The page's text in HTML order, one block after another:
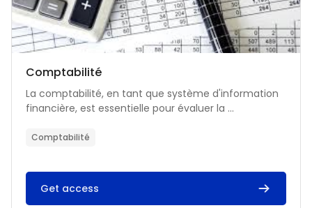
Catégorie de cours
Nom du cours
Comptabilité
Résumé du cours :
La comptabilité, en tant que système d'information
financière, est essentielle pour évaluer la ...
Comptabilité
Get access